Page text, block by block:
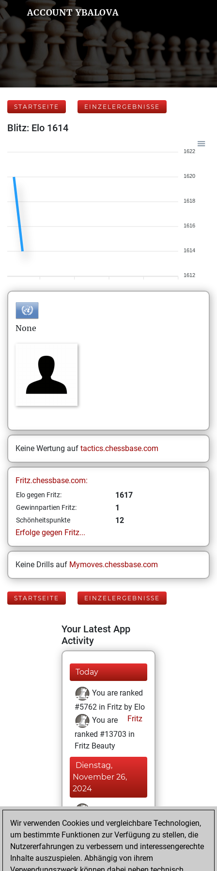
ACCOUNT YBALOVA
STARTSEITE EINZELERGEBNISSE
Blitz: Elo 1614
1622
1620
1618
1616
1614
1612
None
Keine Wertung auf tactics.chessbase.com
Fritz.chessbase.com:
Elo gegen Fritz: 1617
Gewinnpartien Fritz: 1
Schönheitspunkte
12
Erfolge gegen Fritz...
Keine Drills auf Mymoves.chessbase.com
STARTSEITE EINZELERGEBNISSE
Your Latest App
Activity
Today
You are ranked
#5762 in Fritz by Elo
Fritz
You are
ranked #13703 in
Fritz Beauty
Dienstag,
November 26,
2024
You won
against Fritz
Fritz
You achieved a
BeautyScore of 12
You achieved a
Wir verwenden Cookies und vergleichbare Technologien,
um bestimmte Funktionen zur Verfügung zu stellen, die
Nutzererfahrungen zu verbessern und interessengerechte
Inhalte auszuspielen. Abhängig von ihrem